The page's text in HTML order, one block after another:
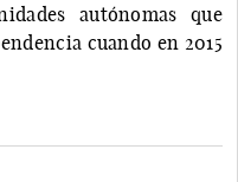
autónomas que
cuando en 2015